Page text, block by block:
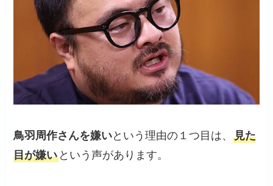
鳥羽周作さんを嫌いという理由の１つ目は、見た
目が嫌い という声があります。